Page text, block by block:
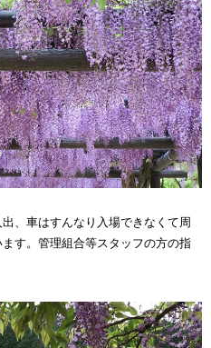
、車はすんなり入場できなくて周
す。管理組合等スタッフの方の指